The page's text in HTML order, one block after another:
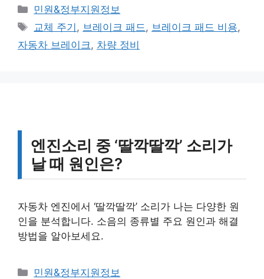
카
테
리
민원&정부지원정보
태
그
교체 주기 , 브레이크 패드 , 브레이크 패드 비용,
자동차 브레이크 , 차량 정비
엔진소리 중 ‘딸깍딸깍’ 소리가
날 때 원인은?
자동차 엔진에서 ‘딸깍딸깍’ 소리가 나는 다양한 원
인을 분석합니다. 소음의 종류별 주요 원인과 해결
방법을 알아보세요.
카
민원&정부지원정보